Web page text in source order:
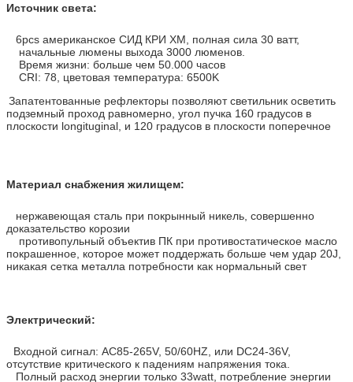
Источник света:
6pcs американское СИД КРИ XM, полная сила 30 ватт,
начальные люмены выхода 3000 люменов.
Время жизни: больше чем 50.000 часов
CRI: 78, цветовая температура: 6500K
Запатентованные рефлекторы позволяют светильник осветить
подземный проход равномерно, угол пучка 160 градусов в
плоскости longituginal, и 120 градусов в плоскости поперечное
Материал снабжения жилищем:
нержавеющая сталь при покрынный никель, совершенно
доказательство корозии
противопульный объектив ПК при противостатическое масло
покрашенное, которое может поддержать больше чем удар 20J,
никакая сетка металла потребности как нормальный свет
Электрический:
Входной сигнал: AC85-265V, 50/60HZ, или DC24-36V,
отсутствие критического к падениям напряжения тока.
Полный расход энергии только 33watt, потребление энергии